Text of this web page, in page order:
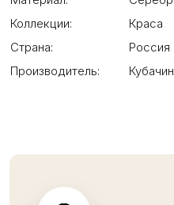
Коллекции:
Краса
Страна:
Россия
Производитель: